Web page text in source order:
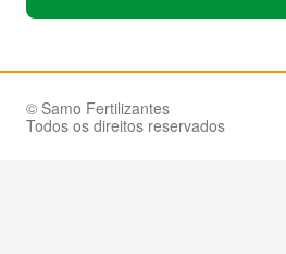
© Samo Fertilizantes
Todos os direitos reservados